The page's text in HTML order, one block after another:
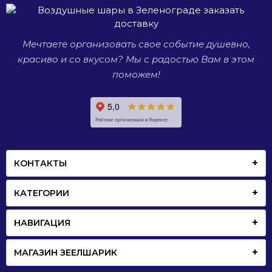
рождения,
просто
встреча
Мечтаете организовать свое событие душевно,
красиво и со вкусом? Мы с радостью Вам в этом
поможем!
КОНТАКТЫ
КАТЕГОРИИ
НАВИГАЦИЯ
МАГАЗИН ЗЕЕЛШАРИК